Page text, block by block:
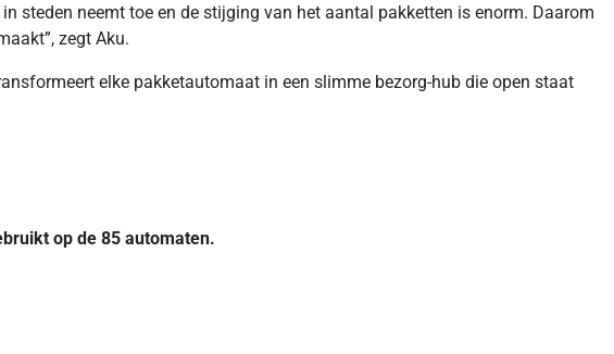
steden neemt toe en de stijging van het aantal pakketten is enorm. Daarom
zegt Aku.
elke pakketautomaat in een slimme bezorg-hub die open staat
op de 85 automaten.